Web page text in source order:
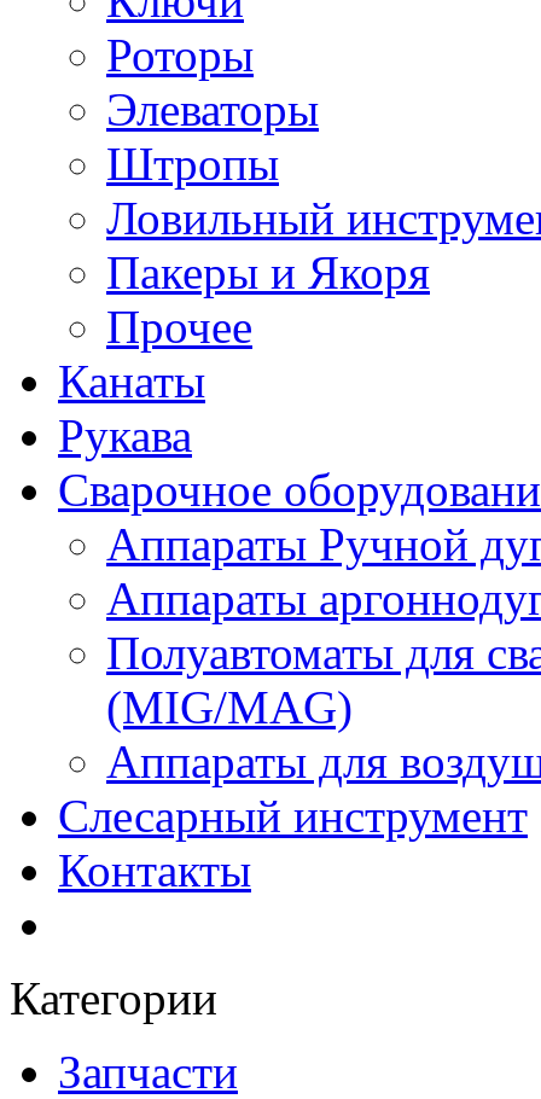
Роторы
Элеваторы
Штропы
Ловильный
Пакеры и Якоря
Прочее
Канаты
Рукава
Сварочное
Аппараты Ручной
Аппараты
Полуавтоматы для
(MIG/MAG)
Аппараты для
Слесарный инструмент
Контакты
Категории
Запчасти